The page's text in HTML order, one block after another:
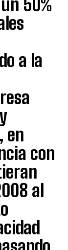
50%
a la
en
con
al